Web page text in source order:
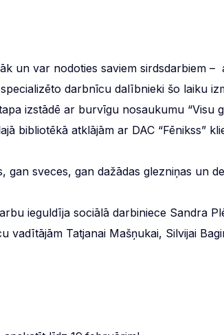
un var nodoties saviem sirdsdarbiem
darbnīcu dalībnieki šo laiku
izstādē ar burvīgu nosaukumu “Visu
bibliotēkā atklājām ar DAC “Fēnikss”
gan sveces, gan dažādas glezniņas un
ieguldīja sociālā darbiniece Sandra
vadītājām Tatjanai Mašņukai, Silvijai